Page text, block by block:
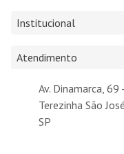
Institucional
Atendimento
Av. Dinamarca, 69
Terezinha São
SP